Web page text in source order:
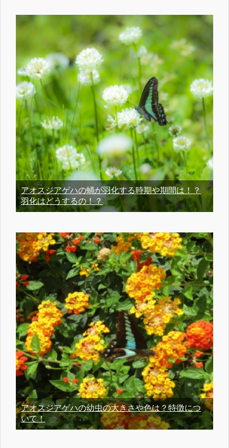
アオスジアゲハの蛹が羽化する時期や期間は！？
羽化はどうするの！？
アオスジアゲハの幼虫の大きさや色は？特徴につ
いて！